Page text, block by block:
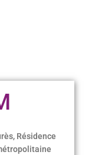
Résidence